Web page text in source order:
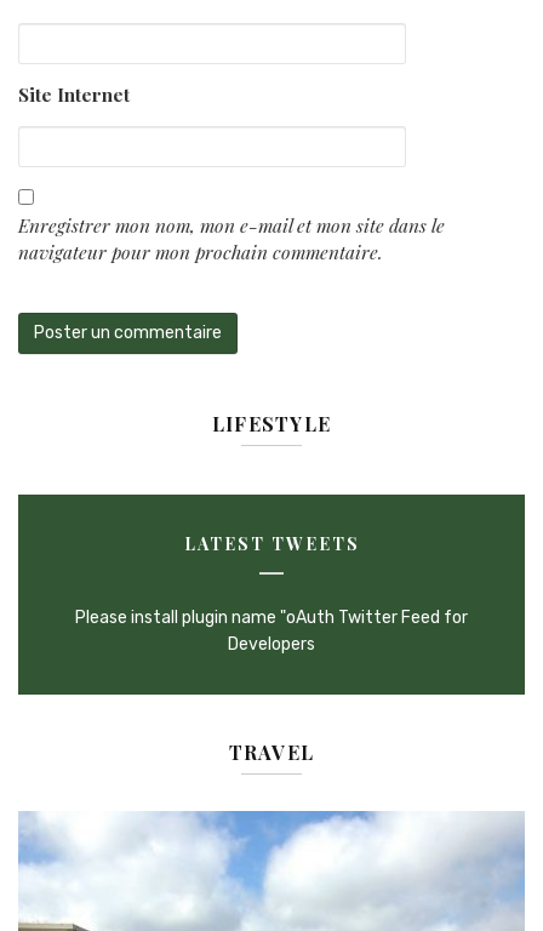
Site Internet
Enregistrer mon nom, mon e-mail et mon site dans le
navigateur pour mon prochain commentaire.
LIFESTYLE
LATEST TWEETS
Please install plugin name "oAuth Twitter Feed for
Developers
TRAVEL